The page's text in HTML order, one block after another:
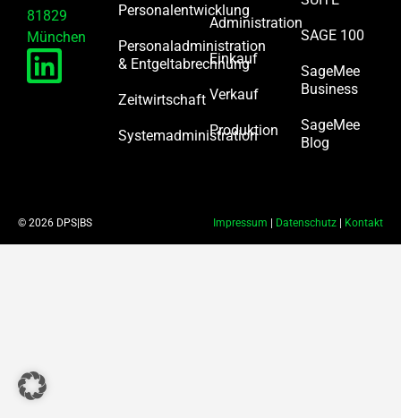
81829
München
Personalentwicklung
Personaladministration
& Entgeltabrechnung
Zeitwirtschaft
Systemadministration
Administration
Einkauf
Verkauf
Produktion
SAGE 100
SageMee
Business
SageMee
Blog
© 2026 DPS|BS Impressum Datenschutz Kontakt